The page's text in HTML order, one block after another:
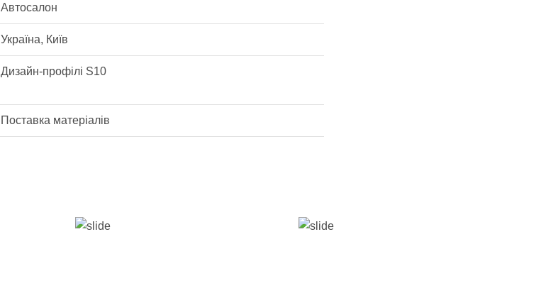
Автосалон
Україна, Київ
Дизайн-профілі S10
Поставка матеріалів